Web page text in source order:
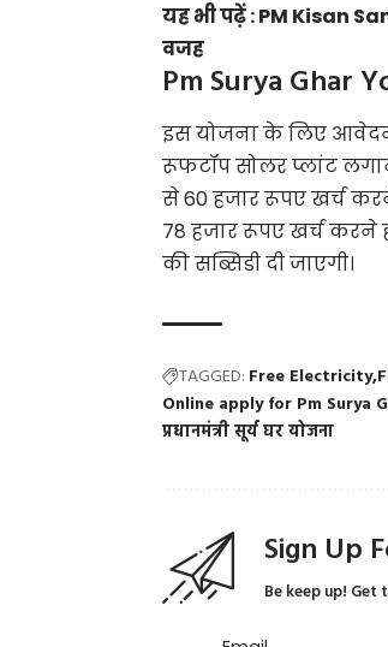
यह भी पढ़ें :PM Kisan
वजह
Pm Surya Ghar
इस योजना के लिए आवेदन
रूफटॉप सोलर प्लांट
से 60 हजार रूपए खर्च
78 हजार रूपए खर्च करने
की सब्सिडी दी जाएगी।
TAGGED: Free Electricity
Online apply for Pm Surya
प्रधानमंत्री सूर्य घर योजना
Sign Up
Be keep up!